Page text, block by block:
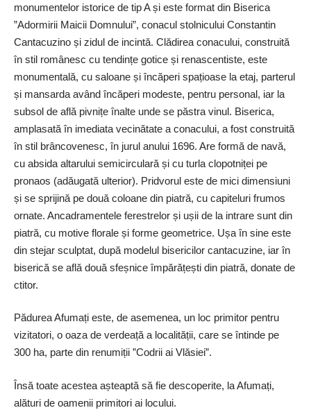
monumentelor istorice de tip A și este format din Biserica
”Adormirii Maicii Domnului”, conacul stolnicului Constantin
Cantacuzino și zidul de incintă. Clădirea conacului, construită
în stil românesc cu tendințe gotice și renascentiste, este
monumentală, cu saloane și încăperi spațioase la etaj, parterul
și mansarda având încăperi modeste, pentru personal, iar la
subsol de află pivnițe înalte unde se păstra vinul. Biserica,
amplasată în imediata vecinătate a conacului, a fost construită
în stil brâncovenesc, în jurul anului 1696. Are formă de navă,
cu absida altarului semicirculară și cu turla clopotniței pe
pronaos (adăugată ulterior). Pridvorul este de mici dimensiuni
și se sprijină pe două coloane din piatră, cu capiteluri frumos
ornate. Ancadramentele ferestrelor și ușii de la intrare sunt din
piatră, cu motive florale și forme geometrice. Ușa în sine este
din stejar sculptat, după modelul bisericilor cantacuzine, iar în
biserică se află două sfeșnice împărățești din piatră, donate de
ctitor.
Pădurea Afumați este, de asemenea, un loc primitor pentru
vizitatori, o oaza de verdeață a localității, care se întinde pe
300 ha, parte din renumiții ”Codrii ai Vlăsiei”.
Însă toate acestea așteaptă să fie descoperite, la Afumați,
alături de oamenii primitori ai locului.